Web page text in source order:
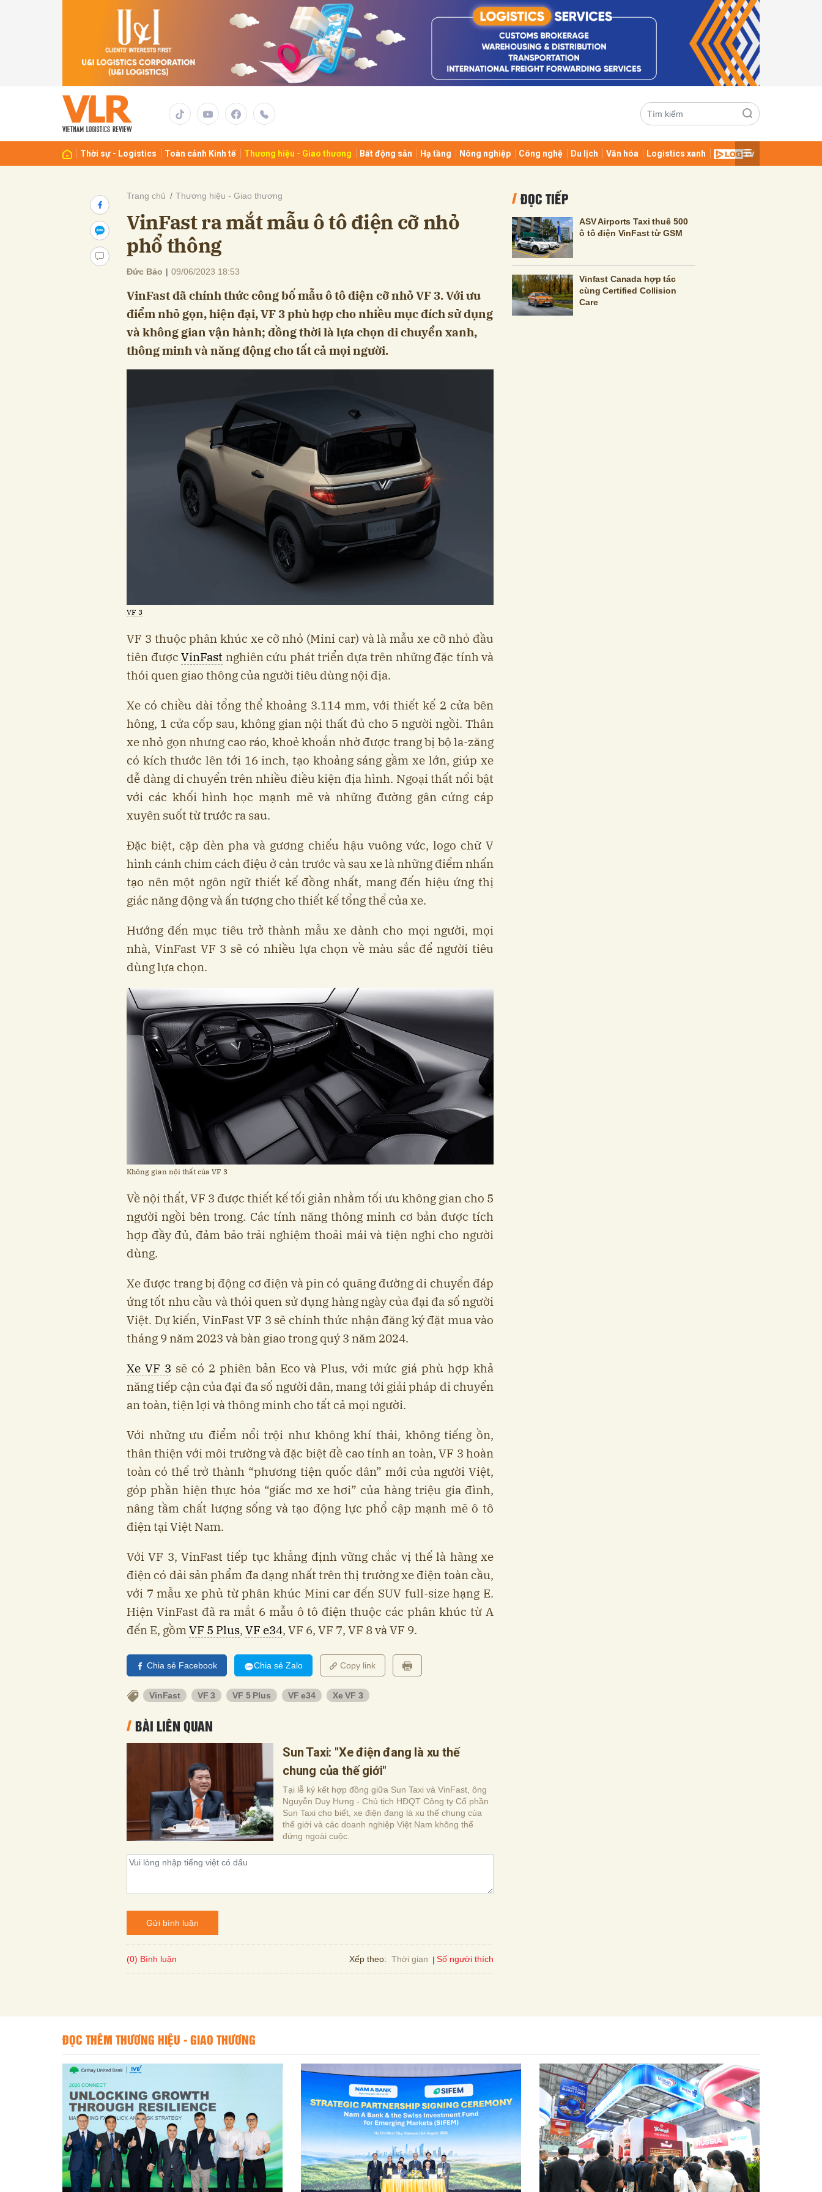
Thời sự - Logistics Toàn cảnh Kinh tế Thương hiệu - Giao thương Bất động sản Hạ tầng Nông nghiệp Công nghệ Du lịch Văn hóa Logistics xanh
Trang chủ Thương hiệu - Giao thương
VinFast ra mắt mẫu ô tô điện cỡ nhỏ
phổ thông
Đức Bảo | 09/06/2023 18:53
VinFast đã chính thức công bố mẫu ô tô điện cỡ nhỏ VF 3. Với ưu
điểm nhỏ gọn, hiện đại, VF 3 phù hợp cho nhiều mục đích sử dụng
và không gian vận hành; đồng thời là lựa chọn di chuyển xanh,
thông minh và năng động cho tất cả mọi người.
VF 3
VF 3 thuộc phân khúc xe cỡ nhỏ (Mini car) và là mẫu xe cỡ nhỏ đầu
tiên được VinFast nghiên cứu phát triển dựa trên những đặc tính và
thói quen giao thông của người tiêu dùng nội địa.
Xe có chiều dài tổng thể khoảng 3.114 mm, với thiết kế 2 cửa bên
hông, 1 cửa cốp sau, không gian nội thất đủ cho 5 người ngồi. Thân
xe nhỏ gọn nhưng cao ráo, khoẻ khoắn nhờ được trang bị bộ la-zăng
có kích thước lên tới 16 inch, tạo khoảng sáng gầm xe lớn, giúp xe
dễ dàng di chuyển trên nhiều điều kiện địa hình. Ngoại thất nổi bật
với các khối hình học mạnh mẽ và những đường gân cứng cáp
xuyên suốt từ trước ra sau.
Đặc biệt, cặp đèn pha và gương chiếu hậu vuông vức, logo chữ V
hình cánh chim cách điệu ở cản trước và sau xe là những điểm nhấn
tạo nên một ngôn ngữ thiết kế đồng nhất, mang đến hiệu ứng thị
giác năng động và ấn tượng cho thiết kế tổng thể của xe.
Hướng đến mục tiêu trở thành mẫu xe dành cho mọi người, mọi
nhà, VinFast VF 3 sẽ có nhiều lựa chọn về màu sắc để người tiêu
dùng lựa chọn.
Không gian nội thất của VF 3
Về nội thất, VF 3 được thiết kế tối giản nhằm tối ưu không gian cho 5
người ngồi bên trong. Các tính năng thông minh cơ bản được tích
hợp đầy đủ, đảm bảo trải nghiệm thoải mái và tiện nghi cho người
dùng.
Xe được trang bị động cơ điện và pin có quãng đường di chuyển đáp
ứng tốt nhu cầu và thói quen sử dụng hàng ngày của đại đa số người
Việt. Dự kiến, VinFast VF 3 sẽ chính thức nhận đăng ký đặt mua vào
tháng 9 năm 2023 và bàn giao trong quý 3 năm 2024.
Xe VF 3 sẽ có 2 phiên bản Eco và Plus, với mức giá phù hợp khả
năng tiếp cận của đại đa số người dân, mang tới giải pháp di chuyển
an toàn, tiện lợi và thông minh cho tất cả mọi người.
Với những ưu điểm nổi trội như không khí thải, không tiếng ồn,
thân thiện với môi trường và đặc biệt đề cao tính an toàn, VF 3 hoàn
toàn có thể trở thành “phương tiện quốc dân” mới của người Việt,
góp phần hiện thực hóa “giấc mơ xe hơi” của hàng triệu gia đình,
nâng tầm chất lượng sống và tạo động lực phổ cập mạnh mẽ ô tô
điện tại Việt Nam.
Với VF 3, VinFast tiếp tục khẳng định vững chắc vị thế là hãng xe
điện có dải sản phẩm đa dạng nhất trên thị trường xe điện toàn cầu,
với 7 mẫu xe phủ từ phân khúc Mini car đến SUV full-size hạng E.
Hiện VinFast đã ra mắt 6 mẫu ô tô điện thuộc các phân khúc từ A
đến E, gồmVF 5 Plus, VF e34, VF 6, VF 7, VF 8 và VF 9.
Chia sẻ Facebook Chia sẻ Zalo Copy link
VinFast VF 3 VF 5 Plus VF e34 Xe VF 3
BÀI LIÊN QUAN
Sun Taxi: "Xe điện đang là xu thế
chung của thế giới"
Tại lễ ký kết hợp đồng giữa Sun Taxi và VinFast, ông
Nguyễn Duy Hưng - Chủ tịch HĐQT Công ty Cổ phần
Sun Taxi cho biết, xe điện đang là xu thế chung của
thế giới và các doanh nghiệp Việt Nam không thể
đứng ngoài cuộc.
Gửi bình luận
(0) Bình luận Xếp theo: Thời gian Số người thích
ĐỌC TIẾP
ASV Airports Taxi thuê 500
ô tô điện VinFast từ GSM
Vinfast Canada hợp tác
cùng Certified Collision
Care
ĐỌC THÊM THƯƠNG HIỆU - GIAO THƯƠNG
Gửi bình luận